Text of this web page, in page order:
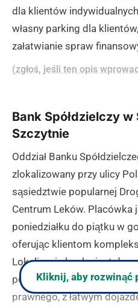
dla klientów
własny parking dla
załatwianie spraw
(zgłoś, jeśli ten opis
Bank Spółdzielczy
Szczytnie
Oddział Banku
zlokalizowany przy ulicy
sąsiedztwie popularnej
Centrum Leków. Placówka
poniedziałku do piątku w
oferując klientom
Lokalizacja banku jest
pobliżu klubu muzycznego
prawnego, z łatwym
Kliknij, aby rozwinąć